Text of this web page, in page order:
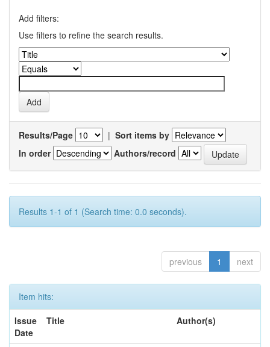
Add filters:
Use filters to refine the search results.
Results/Page | Sort items by
In order
Authors/record
Results 1-1 of 1 (Search time: 0.0 seconds).
previous 1 next
Item hits:
Issue
Date
Title Author(s)